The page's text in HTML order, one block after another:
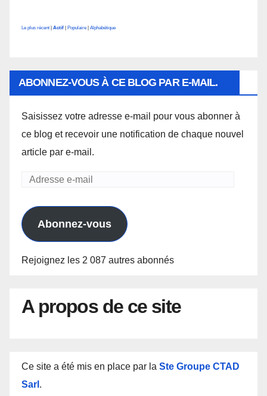
Le plus récent Actif Populaire Alphabétique
ABONNEZ-VOUS À CE BLOG PAR E-MAIL.
Saisissez votre adresse e-mail pour vous abonner à
ce blog et recevoir une notification de chaque nouvel
article par e-mail.
Adresse
mail
Abonnez-vous
Rejoignez les 2 087 autres abonnés
A propos de ce site
Ce site a été mis en place par la Ste Groupe CTAD
Sarl .